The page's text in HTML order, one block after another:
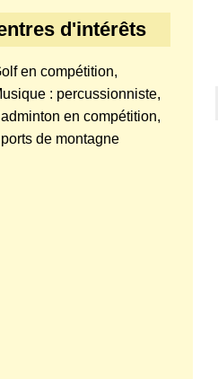
d'intérêts
en compétition,
: percussionniste,
en compétition,
de montagne